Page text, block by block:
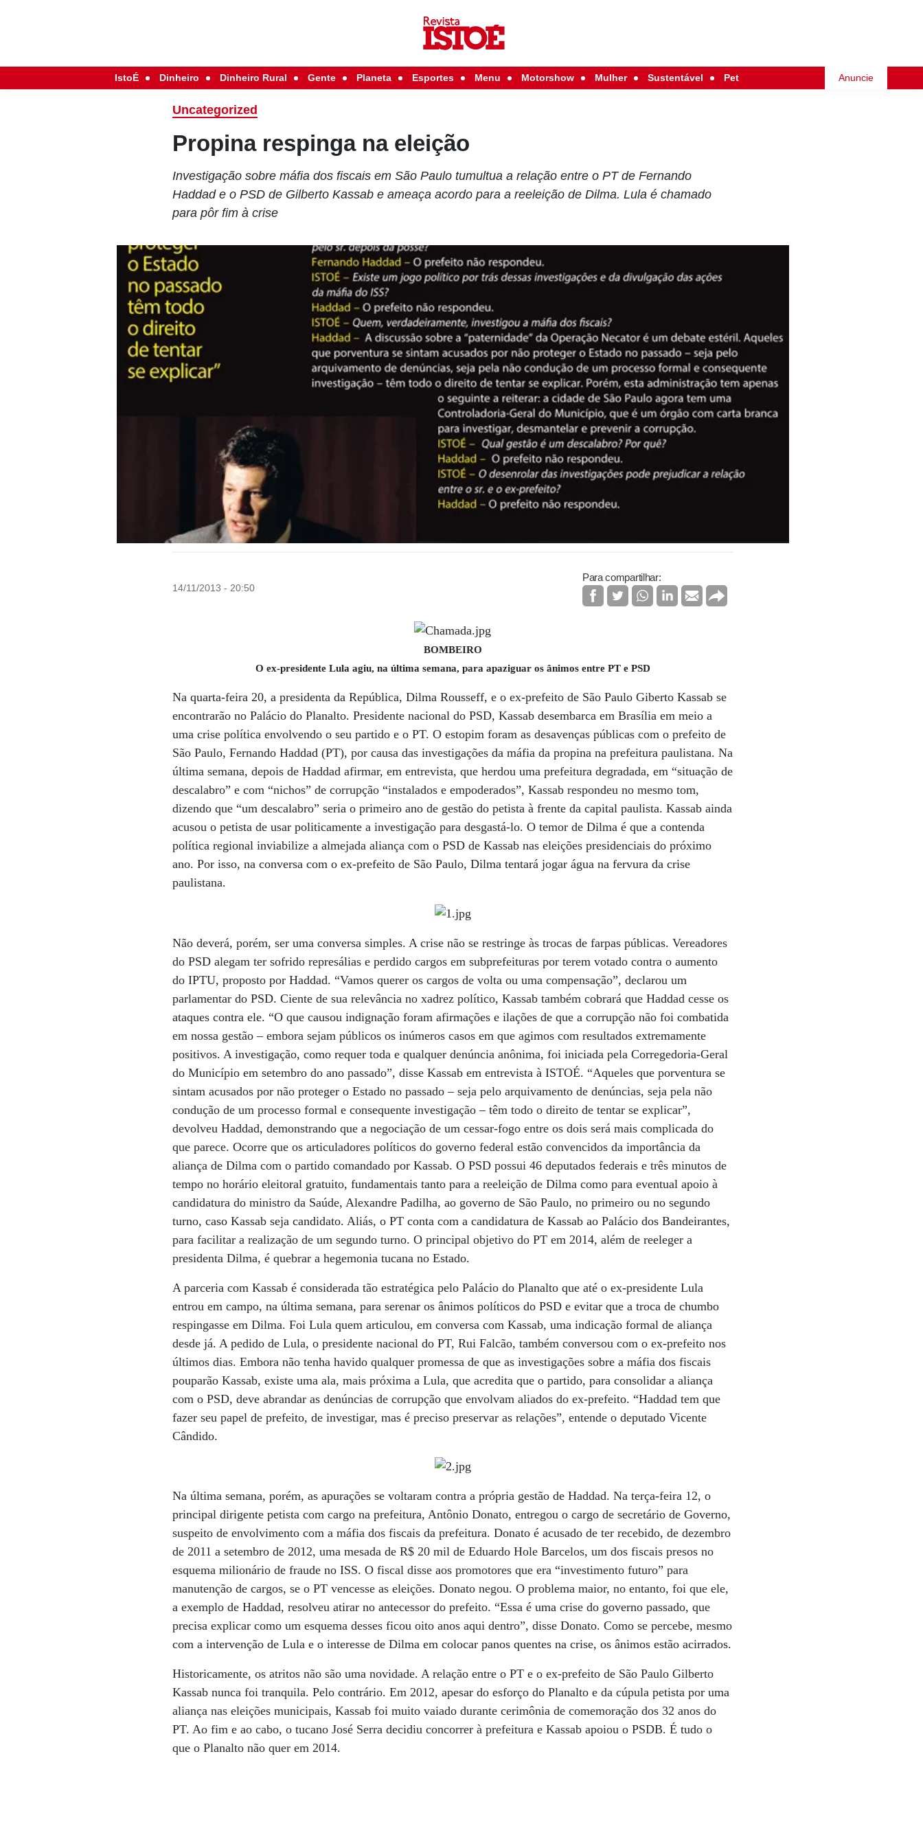
IstoÉ Dinheiro Dinheiro Rural Gente Planeta Esportes Menu Motorshow Mulher Sustentável Pet Anuncie
Uncategorized
Propina respinga na eleição
Investigação sobre máfia dos fiscais em São Paulo tumultua a relação entre o PT de Fernando
Haddad e o PSD de Gilberto Kassab e ameaça acordo para a reeleição de Dilma. Lula é chamado
para pôr fim à crise
14/11/2013 - 20:50
Para compartilhar:
BOMBEIRO
O ex-presidente Lula agiu, na última semana, para apaziguar os ânimos entre PT e PSD
Na quarta-feira 20, a presidenta da República, Dilma Rousseff, e o ex-prefeito de São Paulo Giberto Kassab se
encontrarão no Palácio do Planalto. Presidente nacional do PSD, Kassab desembarca em Brasília em meio a
uma crise política envolvendo o seu partido e o PT. O estopim foram as desavenças públicas com o prefeito de
São Paulo, Fernando Haddad (PT), por causa das investigações da máfia da propina na prefeitura paulistana. Na
última semana, depois de Haddad afirmar, em entrevista, que herdou uma prefeitura degradada, em “situação de
descalabro” e com “nichos” de corrupção “instalados e empoderados”, Kassab respondeu no mesmo tom,
dizendo que “um descalabro” seria o primeiro ano de gestão do petista à frente da capital paulista. Kassab ainda
acusou o petista de usar politicamente a investigação para desgastá-lo. O temor de Dilma é que a contenda
política regional inviabilize a almejada aliança com o PSD de Kassab nas eleições presidenciais do próximo
ano. Por isso, na conversa com o ex-prefeito de São Paulo, Dilma tentará jogar água na fervura da crise
paulistana.
Não deverá, porém, ser uma conversa simples. A crise não se restringe às trocas de farpas públicas. Vereadores
do PSD alegam ter sofrido represálias e perdido cargos em subprefeituras por terem votado contra o aumento
do IPTU, proposto por Haddad. “Vamos querer os cargos de volta ou uma compensação”, declarou um
parlamentar do PSD. Ciente de sua relevância no xadrez político, Kassab também cobrará que Haddad cesse os
ataques contra ele. “O que causou indignação foram afirmações e ilações de que a corrupção não foi combatida
em nossa gestão – embora sejam públicos os inúmeros casos em que agimos com resultados extremamente
positivos. A investigação, como requer toda e qualquer denúncia anônima, foi iniciada pela Corregedoria-Geral
do Município em setembro do ano passado”, disse Kassab em entrevista à ISTOÉ. “Aqueles que porventura se
sintam acusados por não proteger o Estado no passado – seja pelo arquivamento de denúncias, seja pela não
condução de um processo formal e consequente investigação – têm todo o direito de tentar se explicar”,
devolveu Haddad, demonstrando que a negociação de um cessar-fogo entre os dois será mais complicada do
que parece. Ocorre que os articuladores políticos do governo federal estão convencidos da importância da
aliança de Dilma com o partido comandado por Kassab. O PSD possui 46 deputados federais e três minutos de
tempo no horário eleitoral gratuito, fundamentais tanto para a reeleição de Dilma como para eventual apoio à
candidatura do ministro da Saúde, Alexandre Padilha, ao governo de São Paulo, no primeiro ou no segundo
turno, caso Kassab seja candidato. Aliás, o PT conta com a candidatura de Kassab ao Palácio dos Bandeirantes,
para facilitar a realização de um segundo turno. O principal objetivo do PT em 2014, além de reeleger a
presidenta Dilma, é quebrar a hegemonia tucana no Estado.
A parceria com Kassab é considerada tão estratégica pelo Palácio do Planalto que até o ex-presidente Lula
entrou em campo, na última semana, para serenar os ânimos políticos do PSD e evitar que a troca de chumbo
respingasse em Dilma. Foi Lula quem articulou, em conversa com Kassab, uma indicação formal de aliança
desde já. A pedido de Lula, o presidente nacional do PT, Rui Falcão, também conversou com o ex-prefeito nos
últimos dias. Embora não tenha havido qualquer promessa de que as investigações sobre a máfia dos fiscais
pouparão Kassab, existe uma ala, mais próxima a Lula, que acredita que o partido, para consolidar a aliança
com o PSD, deve abrandar as denúncias de corrupção que envolvam aliados do ex-prefeito. “Haddad tem que
fazer seu papel de prefeito, de investigar, mas é preciso preservar as relações”, entende o deputado Vicente
Cândido.
Na última semana, porém, as apurações se voltaram contra a própria gestão de Haddad. Na terça-feira 12, o
principal dirigente petista com cargo na prefeitura, Antônio Donato, entregou o cargo de secretário de Governo,
suspeito de envolvimento com a máfia dos fiscais da prefeitura. Donato é acusado de ter recebido, de dezembro
de 2011 a setembro de 2012, uma mesada de R$ 20 mil de Eduardo Hole Barcelos, um dos fiscais presos no
esquema milionário de fraude no ISS. O fiscal disse aos promotores que era “investimento futuro” para
manutenção de cargos, se o PT vencesse as eleições. Donato negou. O problema maior, no entanto, foi que ele,
a exemplo de Haddad, resolveu atirar no antecessor do prefeito. “Essa é uma crise do governo passado, que
precisa explicar como um esquema desses ficou oito anos aqui dentro”, disse Donato. Como se percebe, mesmo
com a intervenção de Lula e o interesse de Dilma em colocar panos quentes na crise, os ânimos estão acirrados.
Historicamente, os atritos não são uma novidade. A relação entre o PT e o ex-prefeito de São Paulo Gilberto
Kassab nunca foi tranquila. Pelo contrário. Em 2012, apesar do esforço do Planalto e da cúpula petista por uma
aliança nas eleições municipais, Kassab foi muito vaiado durante cerimônia de comemoração dos 32 anos do
PT. Ao fim e ao cabo, o tucano José Serra decidiu concorrer à prefeitura e Kassab apoiou o PSDB. É tudo o
que o Planalto não quer em 2014.